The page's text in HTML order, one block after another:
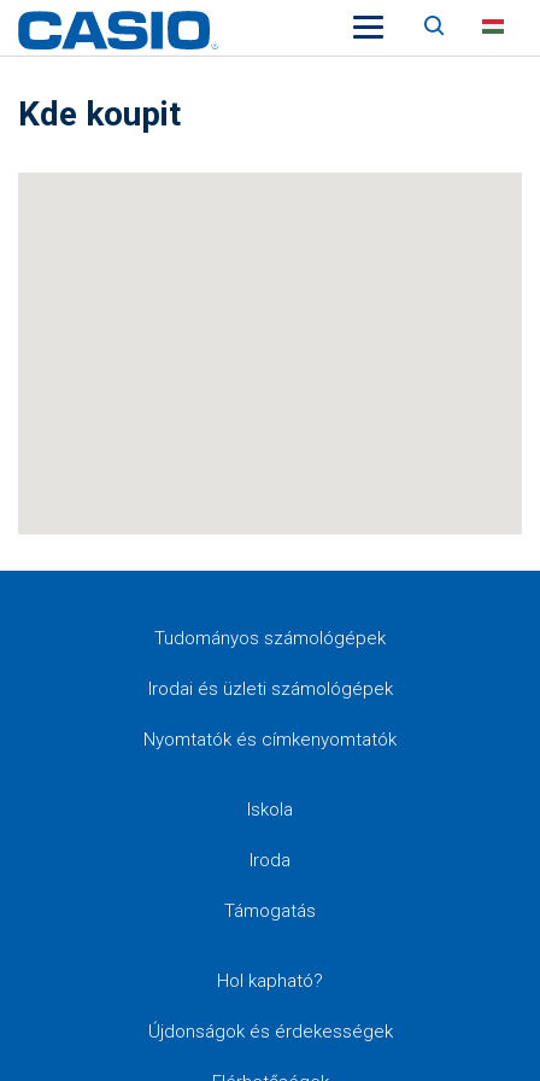
Keresés
Kde koupit
Tudományos számológépek
Irodai és üzleti számológépek
Nyomtatók és címkenyomtatók
Iskola
Iroda
Támogatás
Hol kapható?
Újdonságok és érdekességek